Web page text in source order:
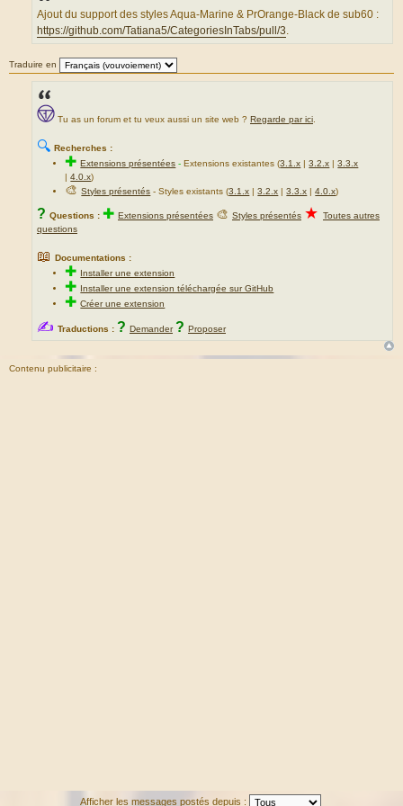
Ajout du support des styles Aqua-Marine & PrOrange-Black de sub60 :
https://github.com/Tatiana5/CategoriesInTabs/pull/3.
Traduire en
Tu as un forum et tu veux aussi un site web ? Regarde par ici
🔍 Recherches :
✚Extensions présentées -Extensions existantes (3.1.x |3.2.x |3.3.x
|4.0.x)
🎨Styles présentés - Styles existants (3.1.x |3.2.x |3.3.x |4.0.x)
? Questions : ✚ Extensions présentées 🎨 Styles présentés ★ Toutes autres
questions
📖 Documentations :
✚ Installer une extension
✚ Installer une extension téléchargée sur GitHub
✚Créer une extension
✍ Traductions : ? Demander ? Proposer
Contenu publicitaire :
Afficher les messages postés depuis :